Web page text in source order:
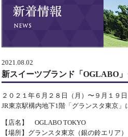
2021.08.02
新スイーツブランド「OGLABO
２０２１年６月２８日（月）〜９月１９
JR東京駅構内地下1階「グランスタ東京
【店名】 OGLABO TOKYO
【場所】グランスタ東京（銀の鈴エリア）